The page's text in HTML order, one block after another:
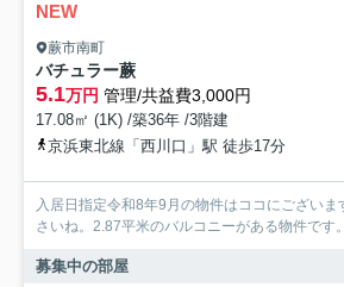
NEW
蕨市南町
バチュラー蕨
5.1万円 管理/共益費3,000円
17.08㎡ (1K) /築36年 /3階建
京浜東北線「西川口」駅 徒歩17分
入居日指定令和8年9月の物件はココにござい
さいね。2.87平米のバルコニーがある物件です
募集中の部屋